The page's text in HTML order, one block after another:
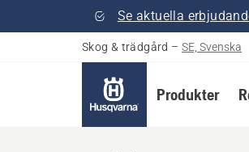
Se aktuella
Skog & trädgård – SE, Svenska
Produkter